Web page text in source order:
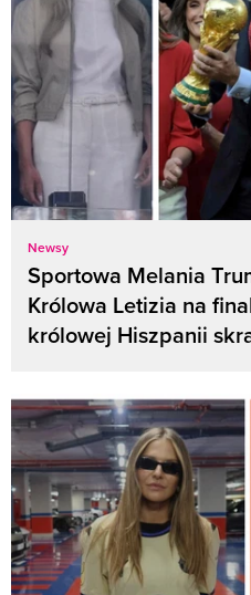
Newsy
Sportowa Melania
Królowa Letizia na
królowej Hiszpanii